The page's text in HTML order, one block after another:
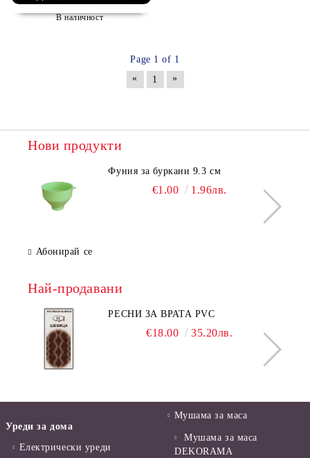
В наличност
Page 1 of 1
«
1 »
Нови продукти
Фуния за буркани 9.3 см
€1.00 1.96лв.
Абонирай се
Най-продавани
РЕСНИ ЗА ВРАТА PVC
€18.00 35.20лв.
Уреди за дома
Електрически уреди
Мушама за маса
Мушама за маса
DEKORAMA